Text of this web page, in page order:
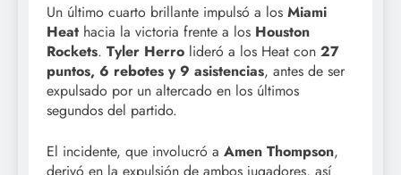
Un último cuarto brillante impulsó a los Miami
Heat hacia la victoria frente a los Houston
Rockets. Tyler Herro lideró a los Heat con 27
puntos, 6 rebotes y 9 asistencias, antes de ser
expulsado por un altercado en los últimos
segundos del partido.
El incidente, que involucró a Amen Thompson,